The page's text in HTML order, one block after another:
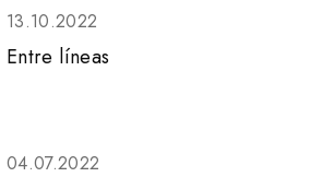
13.10.2022
Entre líneas
04.07.2022